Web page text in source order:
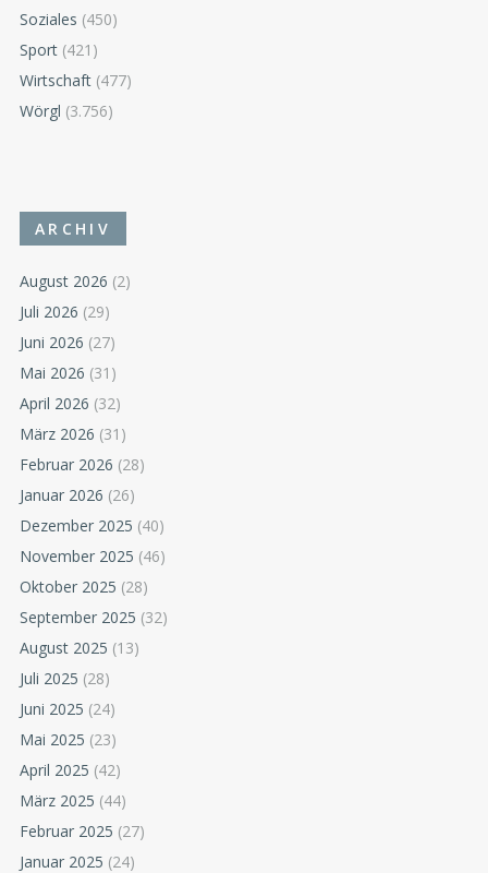
Soziales (450)
Sport (421)
Wirtschaft (477)
Wörgl (3.756)
ARCHIV
August 2026 (2)
Juli 2026 (29)
Juni 2026 (27)
Mai 2026 (31)
April 2026 (32)
März 2026 (31)
Februar 2026 (28)
Januar 2026 (26)
Dezember 2025 (40)
November 2025 (46)
Oktober 2025 (28)
September 2025 (32)
August 2025 (13)
Juli 2025 (28)
Juni 2025 (24)
Mai 2025 (23)
April 2025 (42)
März 2025 (44)
Februar 2025 (27)
Januar 2025 (24)